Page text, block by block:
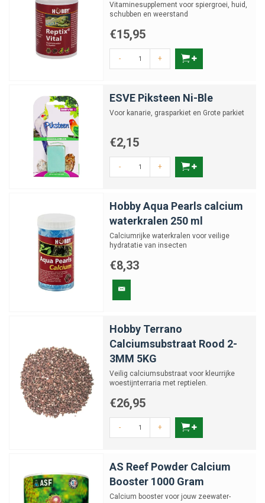
Vitaminesupplement voor spiergroei, huid,
schubben en weerstand
€15,95
- +
ESVE Piksteen Ni-Ble
Voor kanarie, grasparkiet en Grote parkiet
€2,15
- +
Hobby Aqua Pearls calcium
waterkralen 250 ml
Calciumrijke waterkralen voor veilige
hydratatie van insecten
€8,33
Hobby Terrano
Calciumsubstraat Rood 2-
3MM 5KG
Veilig calciumsubstraat voor kleurrijke
woestijnterraria met reptielen.
€26,95
- +
AS Reef Powder Calcium
Booster 1000 Gram
Calcium booster voor jouw zeewater-